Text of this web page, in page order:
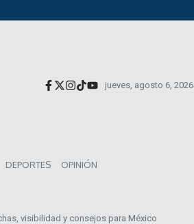
directo en salarios y precios
jueves, agosto 6, 2026
DEPORTES OPINIÓN
visibilidad y consejos para México